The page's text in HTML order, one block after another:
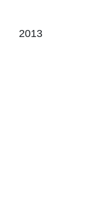
2013